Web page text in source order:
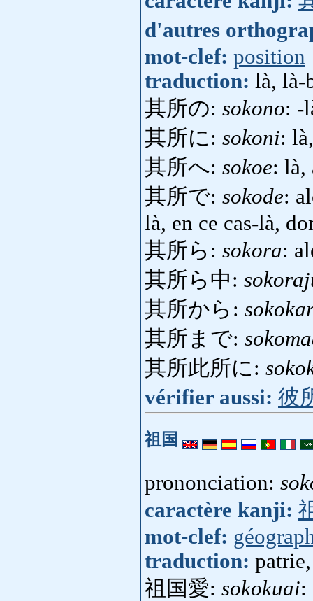
d'autres
mot-clef: position
traduction: là, là-
其所の: sokono: -
其所に: sokoni:
其所へ: sokoe: là,
其所で: sokode:
là, en ce cas-là,
其所ら: sokora:
其所ら中:
其所から:
其所まで:
其所此所に:
vérifier aussi: 彼
祖国
prononciation:
caractère kanji:
mot-clef:
traduction:
祖国愛: sokokuai: